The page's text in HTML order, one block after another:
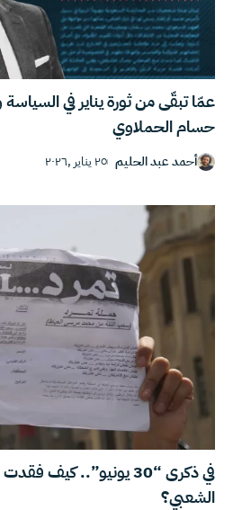
عمّا تبقّى من ثورة يناير في
حسام الحملاوي
أحمد عبد الحليم ٢٥ يناير ,٢٠٢٦
في ذكرى “30 يونيو”..
الشعبي؟